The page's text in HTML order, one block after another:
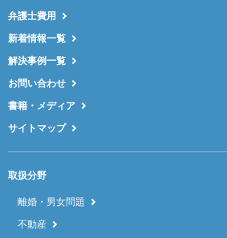
弁護士費用
新着情報一覧
解決事例一覧
お問い合わせ
書籍・メディア
サイトマップ
取扱分野
離婚・男女問題
不動産